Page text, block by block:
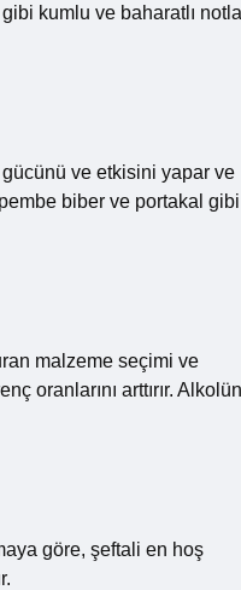
kumlu ve baharatlı
gücünü ve etkisini yapar ve
biber ve portakal gibi
malzeme seçimi ve
oranlarını arttırır. Alkolün
göre, şeftali en hoş